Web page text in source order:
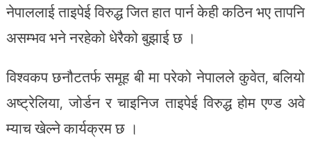
नेपाललाई ताइपेई विरुद्ध जित हात पार्न केही कठिन भए तापनि
असम्भव भने नरहेको धेरैको बुझाई छ ।
विश्वकप छनौटतर्फ समूह बी मा परेको नेपालले कुवेत, बलियो
अष्ट्रेलिया, जोर्डन र चाइनिज ताइपेई विरुद्ध होम एण्ड अवे
म्याच खेल्ने कार्यक्रम छ ।